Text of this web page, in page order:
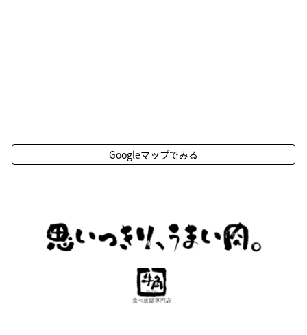
Googleマップでみる